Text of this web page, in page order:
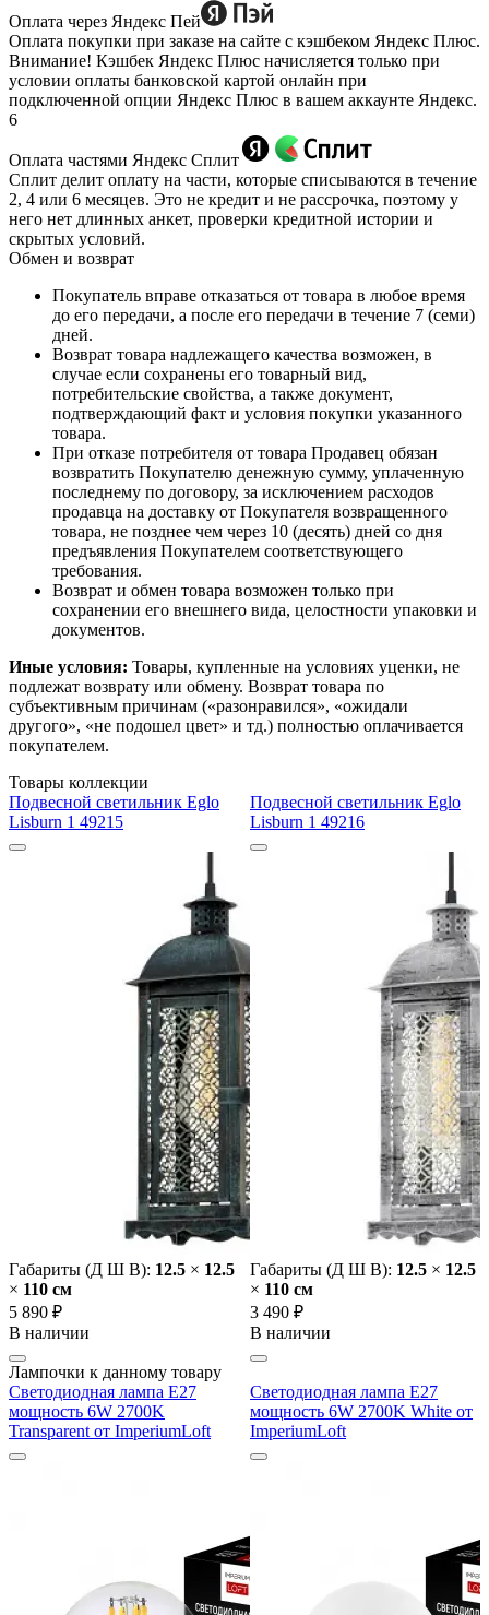
Оплата через Яндекс Пей
Оплата покупки при заказе на сайте с кэшбеком Яндекс Плюс.
Внимание! Кэшбек Яндекс Плюс начисляется только при
условии оплаты банковской картой онлайн при
подключенной опции Яндекс Плюс в вашем аккаунте Яндекс.
6
Оплата частями Яндекс Сплит
Сплит делит оплату на части, которые списываются в течение
2, 4 или 6 месяцев. Это не кредит и не рассрочка, поэтому у
него нет длинных анкет, проверки кредитной истории и
скрытых условий.
Обмен и возврат
Покупатель вправе отказаться от товара в любое время
до его передачи, а после его передачи в течение 7 (семи)
дней.
Возврат товара надлежащего качества возможен, в
случае если сохранены его товарный вид,
потребительские свойства, а также документ,
подтверждающий факт и условия покупки указанного
товара.
При отказе потребителя от товара Продавец обязан
возвратить Покупателю денежную сумму, уплаченную
последнему по договору, за исключением расходов
продавца на доставку от Покупателя возвращенного
товара, не позднее чем через 10 (десять) дней со дня
предъявления Покупателем соответствующего
требования.
Возврат и обмен товара возможен только при
сохранении его внешнего вида, целостности упаковки и
документов.
Иные условия: Товары, купленные на условиях уценки, не
подлежат возврату или обмену. Возврат товара по
субъективным причинам («разонравился», «ожидали
другого», «не подошел цвет» и тд.) полностью оплачивается
покупателем.
Товары коллекции
Подвесной светильник Eglo
Lisburn 1 49215
Габариты (Д Ш В): 12.5 × 12.5
× 110 cм
5 890 ₽
В наличии
Подвесной светильник Eglo
Lisburn 1 49216
Габариты (Д Ш В): 12.5 × 12.5
× 110 cм
3 490 ₽
В наличии
Лампочки к данному товару
Светодиодная лампа E27
мощность 6W 2700K
Transparent от ImperiumLoft
Светодиодная лампа E27
мощность 6W 2700K White от
ImperiumLoft